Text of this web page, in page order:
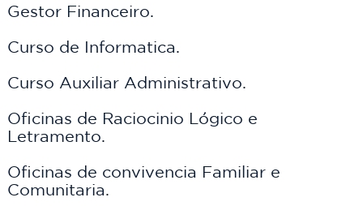
Gestor Financeiro.
Curso de Informatica.
Curso Auxiliar Administrativo.
Oficinas de Raciocinio Lógico e
Letramento.
Oficinas de convivencia Familiar e
Comunitaria.